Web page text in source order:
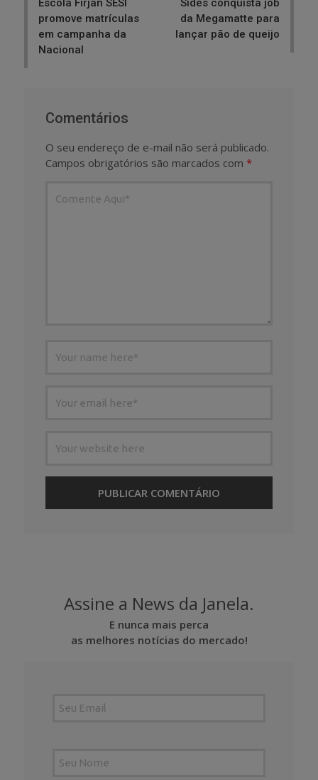
Escola Firjan SESI
promove matrículas
em campanha da
Nacional
Sides conquista job
da Megamatte para
lançar pão de queijo
Comentários
O seu endereço de e-mail não será publicado.
Campos obrigatórios são marcados com *
Assine a News da Janela.
E nunca mais perca
as melhores notícias do mercado!